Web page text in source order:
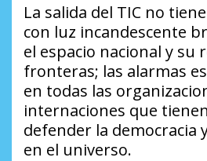
La salida del TIC no
con luz incandescente
el espacio nacional y su
fronteras; las alarmas
en todas las
internaciones que
defender la democracia
en el universo.